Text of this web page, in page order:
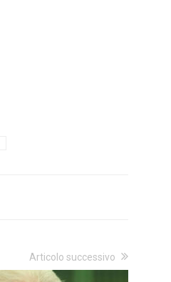
Articolo successivo